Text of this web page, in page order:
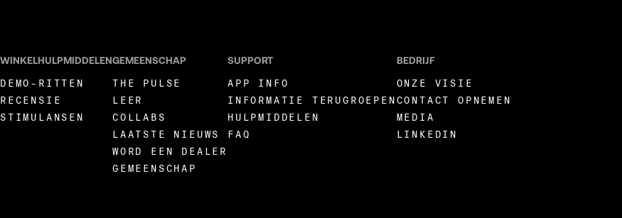
WINKELHULPMIDDELEN
DEMO-RITTEN
RECENSIE
STIMULANSEN
GEMEENSCHAP
THE PULSE
LEER
COLLABS
LAATSTE NIEUWS
WORD EEN DEALER
GEMEENSCHAP
SUPPORT
APP INFO
INFORMATIE TERUGROEPEN
HULPMIDDELEN
FAQ
BEDRIJF
ONZE VISIE
CONTACT OPNEMEN
MEDIA
LINKEDIN